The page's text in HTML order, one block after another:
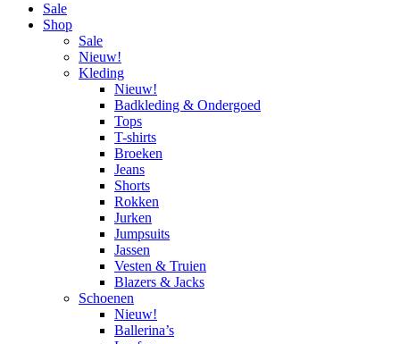
Sale
Shop
Sale
Nieuw!
Kleding
Nieuw!
Badkleding & Ondergoed
Tops
T-shirts
Broeken
Jeans
Shorts
Rokken
Jurken
Jumpsuits
Jassen
Vesten & Truien
Blazers & Jacks
Schoenen
Nieuw!
Ballerina’s